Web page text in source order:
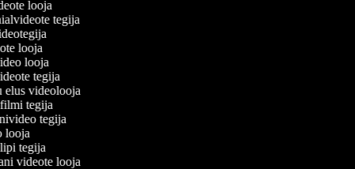
looja
tegija
looja
looja
tegija
elus videolooja
filmi tegija
tegija
looja
tegija
videote looja